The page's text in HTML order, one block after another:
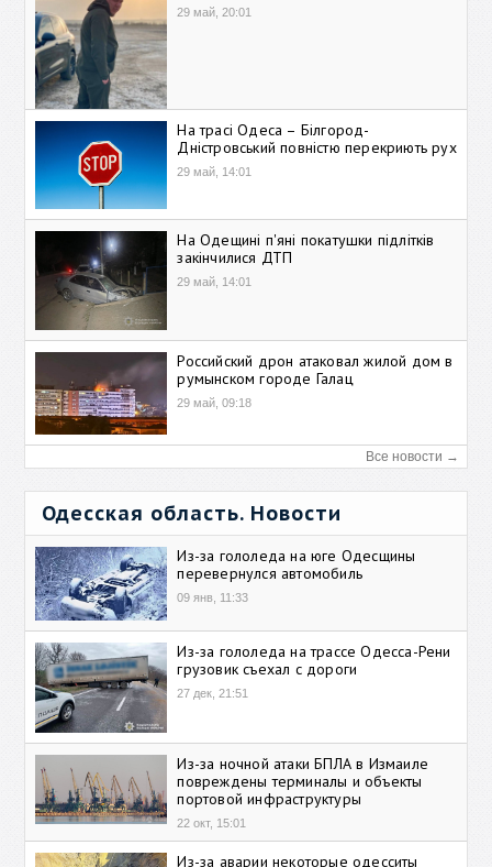
29 май, 20:01
На трасі Одеса – Білгород-
Дністровський повністю перекриють рух
29 май, 14:01
На Одещині п'яні покатушки підлітків
закінчилися ДТП
29 май, 14:01
Российский дрон атаковал жилой дом в
румынском городе Галац
29 май, 09:18
Все новости →
Одесская область. Новости
Из-за гололеда на юге Одесщины
перевернулся автомобиль
09 янв, 11:33
Из-за гололеда на трассе Одесса-Рени
грузовик съехал с дороги
27 дек, 21:51
Из-за ночной атаки БПЛА в Измаиле
повреждены терминалы и объекты
портовой инфраструктуры
22 окт, 15:01
Из-за аварии некоторые одесситы